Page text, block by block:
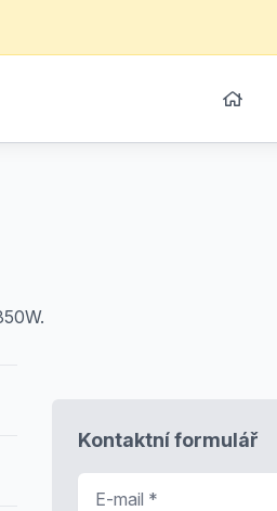
Kontaktní formulář